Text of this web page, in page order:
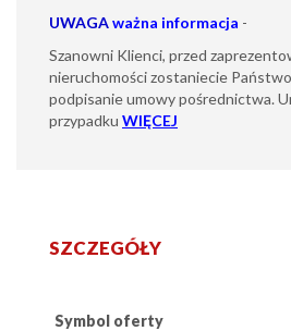
UWAGAważna informacja -
Szanowni Klienci, przed
nieruchomości zostaniecie
podpisanie umowy pośrednictwa.
przypadku WIĘCEJ
SZCZEGÓŁY
Symbol oferty